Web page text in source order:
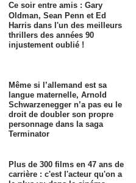
Ce soir entre amis : Gary
Oldman, Sean Penn et Ed
Harris dans l'un des meilleurs
thrillers des années 90
injustement oublié !
Même si l’allemand est sa
langue maternelle, Arnold
Schwarzenegger n’a pas eu le
droit de doubler son propre
personnage dans la saga
Terminator
Plus de 300 films en 47 ans de
carrière : c'est l'acteur qu'on a